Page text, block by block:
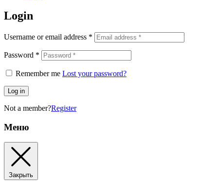
Login
Username or email address *
Password *
Remember me Lost your password?
Log in
Not a member?Register
Меню
Закрыть